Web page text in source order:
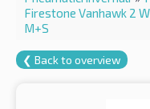
Firestone Vanhawk 2
M+S
❮ Back to overview